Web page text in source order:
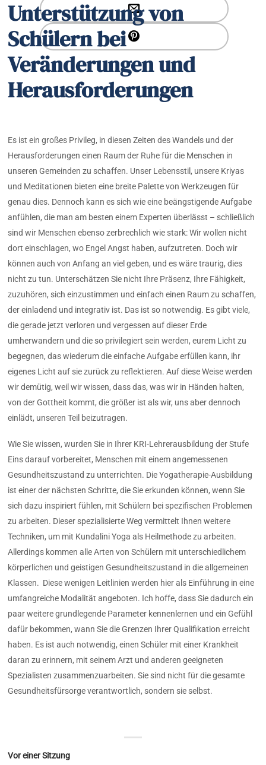
Unterstützung von
Schülern bei
Veränderungen und
Herausforderungen
Es ist ein großes Privileg, in diesen Zeiten des Wandels und der
Herausforderungen einen Raum der Ruhe für die Menschen in
unseren Gemeinden zu schaffen. Unser Lebensstil, unsere Kriyas
und Meditationen bieten eine breite Palette von Werkzeugen für
genau dies. Dennoch kann es sich wie eine beängstigende Aufgabe
anfühlen, die man am besten einem Experten überlässt – schließlich
sind wir Menschen ebenso zerbrechlich wie stark: Wir wollen nicht
dort einschlagen, wo Engel Angst haben, aufzutreten. Doch wir
können auch von Anfang an viel geben, und es wäre traurig, dies
nicht zu tun. Unterschätzen Sie nicht Ihre Präsenz, Ihre Fähigkeit,
zuzuhören, sich einzustimmen und einfach einen Raum zu schaffen,
der einladend und integrativ ist. Das ist so notwendig. Es gibt viele,
die gerade jetzt verloren und vergessen auf dieser Erde
umherwandern und die so privilegiert sein werden, eurem Licht zu
begegnen, das wiederum die einfache Aufgabe erfüllen kann, ihr
eigenes Licht auf sie zurück zu reflektieren. Auf diese Weise werden
wir demütig, weil wir wissen, dass das, was wir in Händen halten,
von der Gottheit kommt, die größer ist als wir, uns aber dennoch
einlädt, unseren Teil beizutragen.
Wie Sie wissen, wurden Sie in Ihrer KRI-Lehrerausbildung der Stufe
Eins darauf vorbereitet, Menschen mit einem angemessenen
Gesundheitszustand zu unterrichten. Die Yogatherapie-Ausbildung
ist einer der nächsten Schritte, die Sie erkunden können, wenn Sie
sich dazu inspiriert fühlen, mit Schülern bei spezifischen Problemen
zu arbeiten. Dieser spezialisierte Weg vermittelt Ihnen weitere
Techniken, um mit Kundalini Yoga als Heilmethode zu arbeiten.
Allerdings kommen alle Arten von Schülern mit unterschiedlichem
körperlichen und geistigen Gesundheitszustand in die allgemeinen
Klassen. Diese wenigen Leitlinien werden hier als Einführung in eine
umfangreiche Modalität angeboten. Ich hoffe, dass Sie dadurch ein
paar weitere grundlegende Parameter kennenlernen und ein Gefühl
dafür bekommen, wann Sie die Grenzen Ihrer Qualifikation erreicht
haben. Es ist auch notwendig, einen Schüler mit einer Krankheit
daran zu erinnern, mit seinem Arzt und anderen geeigneten
Spezialisten zusammenzuarbeiten. Sie sind nicht für die gesamte
Gesundheitsfürsorge verantwortlich, sondern sie selbst.
Vor einer Sitzung